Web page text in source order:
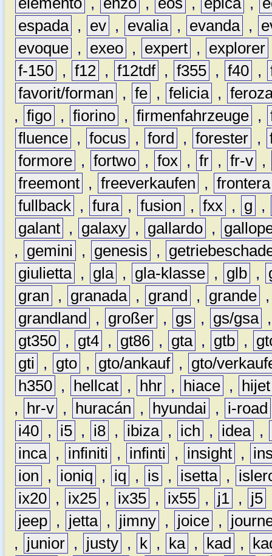
espada , ev , evalia , evanda ,
evoque , exeo , expert , explorer
f-150 , f12 , f12tdf , f355 , f40 ,
favorit/forman
, fe , felicia ,
, figo , fiorino , firmenfahrzeuge ,
fluence , focus , ford , forester ,
formore , fortwo , fox , fr , fr-v ,
freemont , freeverkaufen , frontera
fullback , fura , fusion , fxx , g
,
galant , galaxy , gallardo ,
,
gemini , genesis ,
giulietta , gla , gla-klasse , glb ,
gran
, granada , grand , grande
grandland
, großer , gs , gs/gsa
gt350 , gt4 , gt86 , gta , gtb ,
gti
, gto , gto/ankauf ,
gto/
h350 , hellcat , hhr , hiace ,
hijet
,
hr-v , huracán , hyundai ,
i-road
i40 , i5 , i8 , ibiza , ich , idea ,
inca , infiniti , infinti , insight ,
ion
, ioniq , iq , is , isetta ,
ix20 , ix25 , ix35 , ix55 , j1 , j5
jeep , jetta , jimny , joice ,
,
junior , justy , k , ka , kad ,